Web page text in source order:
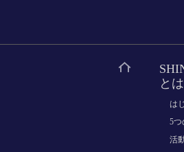
とは
は
5つ
活